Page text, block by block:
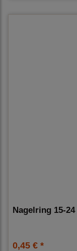
Nagelring 15-
0,45 € *